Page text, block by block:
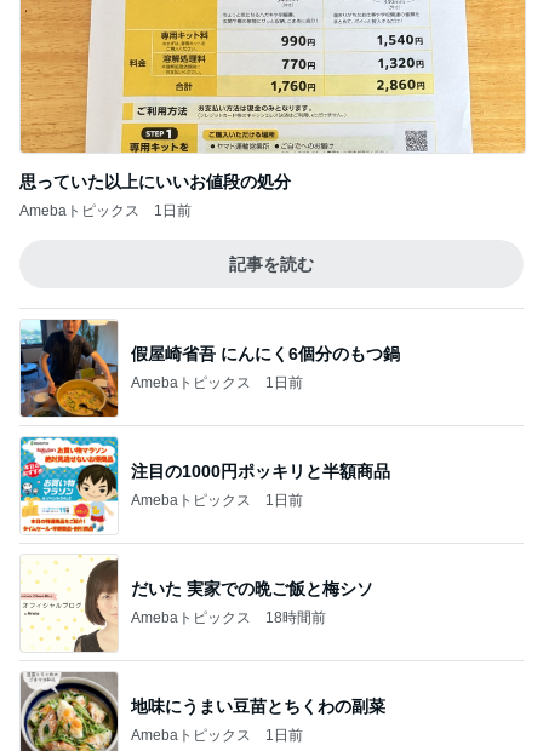
思っていた以上にいいお値段の処分
Amebaトピックス 1日前
記事を読む
假屋崎省吾 にんにく6個分のもつ鍋
Amebaトピックス 1日前
注目の1000円ポッキリと半額商品
Amebaトピックス 1日前
だいた 実家での晩ご飯と梅シソ
Amebaトピックス 18時間前
地味にうまい豆苗とちくわの副菜
Amebaトピックス 1日前